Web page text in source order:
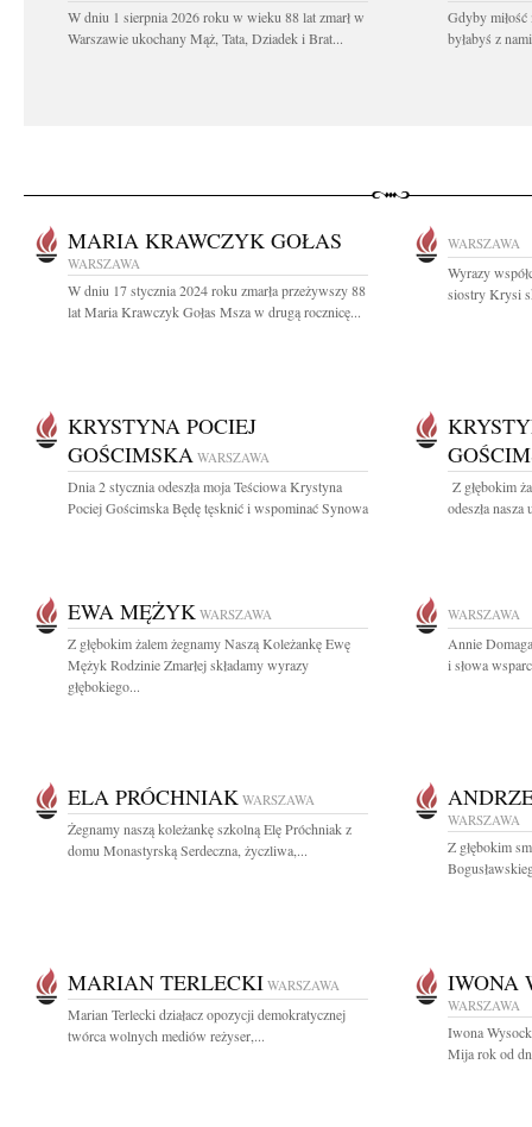
W dniu 1 sierpnia 2026 roku w wieku 88 lat zmarł w
Warszawie ukochany Mąż, Tata, Dziadek i Brat...
Gdyby miłość
byłabyś z
MARIA KRAWCZYK GOŁAS
WARSZAWA
W dniu 17 stycznia 2024 roku zmarła przeżywszy 88
lat Maria Krawczyk Gołas Msza w drugą rocznicę...
WARSZAWA
Wyrazy
siostry Krysi
KRYSTYNA POCIEJ
GOŚCIMSKA WARSZAWA
Dnia 2 stycznia odeszła moja Teściowa Krystyna
Pociej Gościmska Będę tęsknić i wspominać Synowa
Z głębokim
odeszła
EWA MĘŻYK WARSZAWA
Z głębokim żalem żegnamy Naszą Koleżankę Ewę
Mężyk Rodzinie Zmarłej składamy wyrazy
głębokiego...
WARSZAWA
Annie
i słowa
ELA PRÓCHNIAK WARSZAWA
Żegnamy naszą koleżankę szkolną Elę Próchniak z
domu Monastyrską Serdeczna, życzliwa,...
WARSZAWA
Z głębokim
MARIAN TERLECKI WARSZAWA
Marian Terlecki działacz opozycji demokratycznej
twórca wolnych mediów reżyser,...
IWONA
WARSZAWA
Iwona
Mija rok od